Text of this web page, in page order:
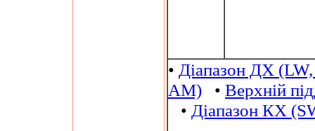
• Діапазон ДХ
AM) • Верхній
• Діапазон КХ